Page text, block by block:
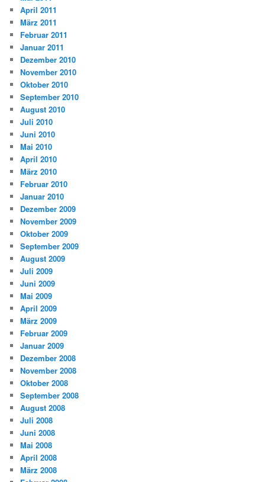
April 2011
März 2011
Februar 2011
Januar 2011
Dezember 2010
November 2010
Oktober 2010
September 2010
August 2010
Juli 2010
Juni 2010
Mai 2010
April 2010
März 2010
Februar 2010
Januar 2010
Dezember 2009
November 2009
Oktober 2009
September 2009
August 2009
Juli 2009
Juni 2009
Mai 2009
April 2009
März 2009
Februar 2009
Januar 2009
Dezember 2008
November 2008
Oktober 2008
September 2008
August 2008
Juli 2008
Juni 2008
Mai 2008
April 2008
März 2008